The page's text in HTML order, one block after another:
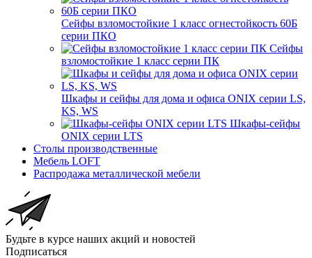
Сейфы взломостойкие 1 класс огнестойкость 60Б
серии ПКО
Сейфы
взломостойкие 1 класс серии ПК
Шкафы и сейфы для дома и офиса ONIX серии LS,
KS, WS
Шкафы-сейфы
ONIX серии LTS
Столы производственные
Мебель LOFT
Распродажа металлической мебели
Будьте в курсе наших акций и новостей
Подписаться